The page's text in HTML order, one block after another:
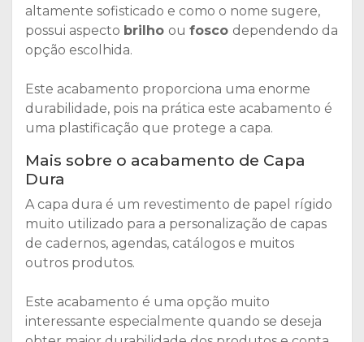
altamente sofisticado e como o nome sugere,
possui aspecto brilho ou fosco dependendo da
opção escolhida.
Este acabamento proporciona uma enorme
durabilidade, pois na prática este acabamento é
uma plastificação que protege a capa.
Mais sobre o acabamento de Capa
Dura
A capa dura é um revestimento de papel rígido
muito utilizado para a personalização de capas
de cadernos, agendas, catálogos e muitos
outros produtos.
Este acabamento é uma opção muito
interessante especialmente quando se deseja